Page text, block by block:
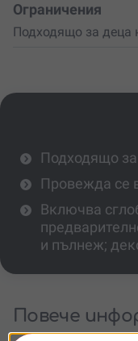
Ограничения
Подходящо за деца
Подходящо
Провежда се
Включва
и пълнеж;
Повече